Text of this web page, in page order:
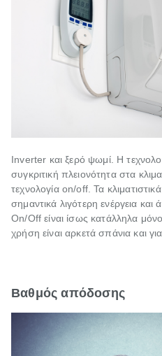
Inverter και ξερό ψωμί. H
συγκριτική πλειονότητα στα
τεχνολογία on/off. Τα
σημαντικά λιγότερη ενέργεια και
On/Off είναι ίσως κατάλληλα
χρήση είναι αρκετά σπάνια και
Βαθμός απόδοσης